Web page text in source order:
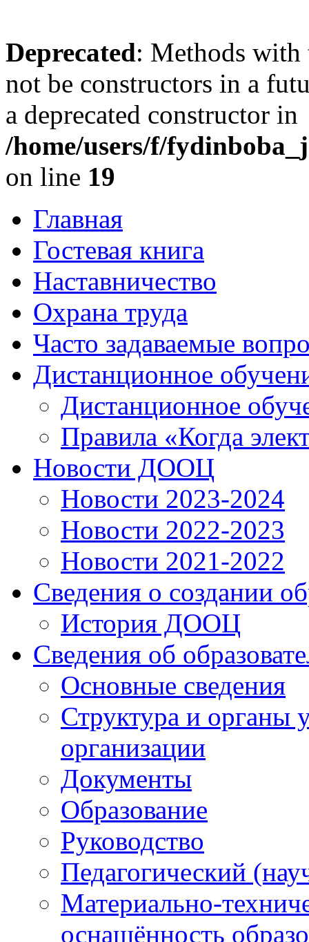
Deprecated: Methods with
not be constructors in a
a deprecated constructor in
/home/users/f/
on line 19
Главная
Гостевая книга
Наставничество
Охрана труда
Часто задаваемые
Дистанционное
Дистанционное
Правила «Когда
Новости ДООЦ
Новости 2023-2024
Новости 2022-2023
Новости 2021-2022
Сведения о создании
История ДООЦ
Сведения об
Основные сведения
Структура и органы
организации
Документы
Образование
Руководство
Педагогический
Материально-
оснащённость